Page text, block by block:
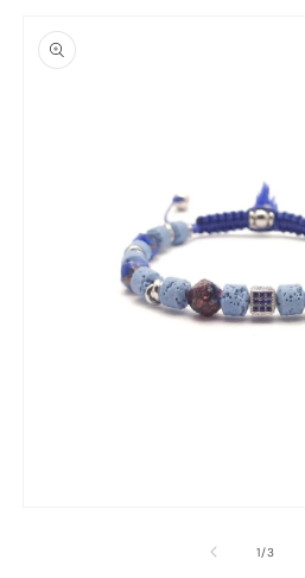
informazioni
sul prodotto
1/su
3